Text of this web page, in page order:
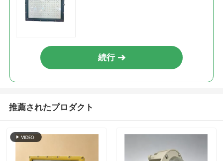
続行
推薦されたプロダクト